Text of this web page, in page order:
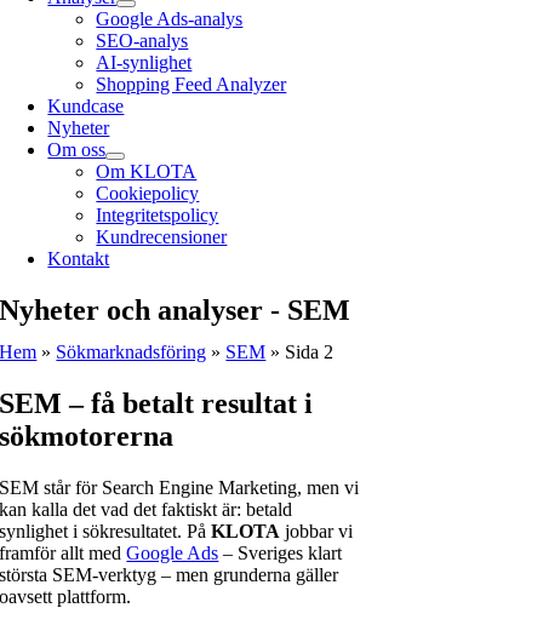
Google Ads-analys
SEO-analys
AI-synlighet
Shopping Feed Analyzer
Kundcase
Nyheter
Om oss
Om KLOTA
Cookiepolicy
Integritetspolicy
Kundrecensioner
Kontakt
Nyheter och analyser - SEM
Hem » Sökmarknadsföring » SEM » Sida 2
SEM – få betalt resultat i
sökmotorerna
SEM står för Search Engine Marketing, men vi
kan kalla det vad det faktiskt är: betald
synlighet i sökresultatet. PåKLOTA jobbar vi
framför allt medGoogle Ads – Sveriges klart
största SEM-verktyg – men grunderna gäller
oavsett plattform.